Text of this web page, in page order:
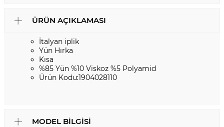
ÜRÜN AÇIKLAMASI
İtalyan iplik
Yün Hırka
Kısa
%85 Yün %10 Viskoz %5 Polyamid
Ürün Kodu:1904028110
MODEL BILGISI